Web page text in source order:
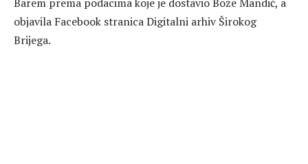
Barem prema podacima koje je dostavio Bože Mandić, a
objavila Facebook stranica Digitalni arhiv Širokog
Brijega.